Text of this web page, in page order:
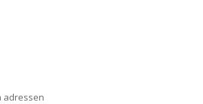
adressen